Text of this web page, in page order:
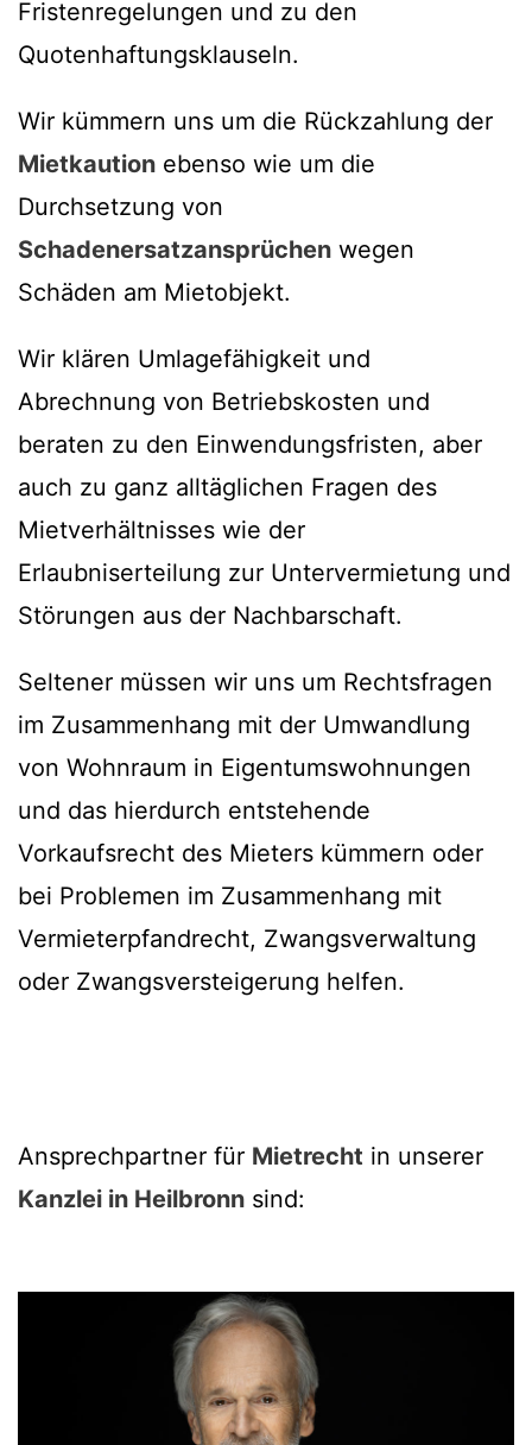
Fristenregelungen und zu den
Quotenhaftungsklauseln.
Wir kümmern uns um die Rückzahlung der
Mietkaution ebenso wie um die
Durchsetzung von
Schadenersatzansprüchen wegen
Schäden am Mietobjekt.
Wir klären Umlagefähigkeit und
Abrechnung von Betriebskosten und
beraten zu den Einwendungsfristen, aber
auch zu ganz alltäglichen Fragen des
Mietverhältnisses wie der
Erlaubniserteilung zur Untervermietung und
Störungen aus der Nachbarschaft.
Seltener müssen wir uns um Rechtsfragen
im Zusammenhang mit der Umwandlung
von Wohnraum in Eigentumswohnungen
und das hierdurch entstehende
Vorkaufsrecht des Mieters kümmern oder
bei Problemen im Zusammenhang mit
Vermieterpfandrecht, Zwangsverwaltung
oder Zwangsversteigerung helfen.
Ansprechpartner für Mietrecht in unserer
Kanzlei in Heilbronn sind: